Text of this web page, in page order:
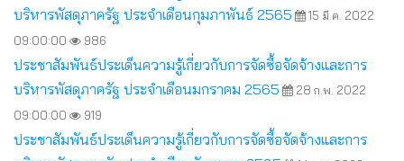
บริหารพัสดุภาครัฐ ประจำเดือนกุมภาพันธ์ 2565
15 มี.ค. 2022
09:00:00
986
ประชาสัมพันธ์ประเด็นความรู้เกี่ยวกับการจัดซื้อจัดจ้างและการ
บริหารพัสดุภาครัฐ ประจำเดือนมกราคม 2565
28 ก.พ. 2022
09:00:00
919
ประชาสัมพันธ์ประเด็นความรู้เกี่ยวกับการจัดซื้อจัดจ้างและการ